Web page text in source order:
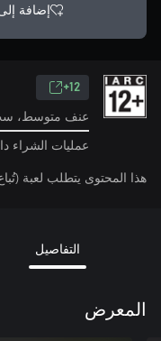
إضافة
12+
عنف متوسط،
عمليات الشراء
هذا المحتوى يتطلب لعبة
التفاصيل
المعرض